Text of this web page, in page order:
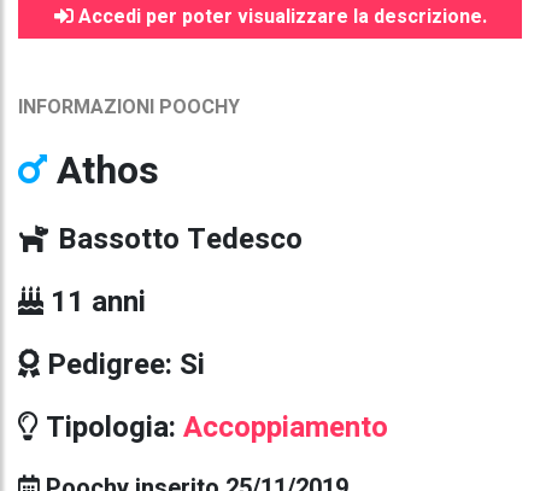
Accedi per poter visualizzare la descrizione.
INFORMAZIONI POOCHY
Athos
Bassotto Tedesco
11 anni
Pedigree: Si
Tipologia: Accoppiamento